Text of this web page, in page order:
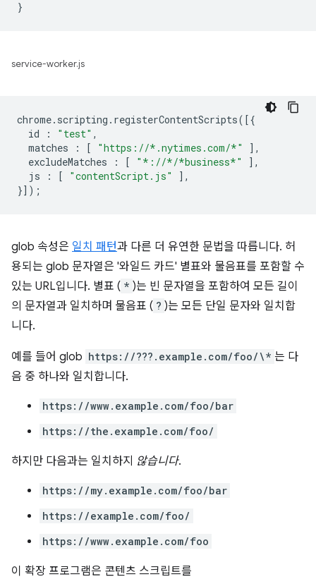
service-worker.js
chrome. scripting . registerContentScripts([{
id
: "test" ,
matches
: [ "https://*.nytimes.com/*"
],
excludeMatches
: [ "*://*/*business*"
],
js
: [ "contentScript.js"
],
}]);
glob 속성은 일치 패턴과 다른 더 유연한 문법을 따릅니다. 허
용되는 glob 문자열은 '와일드 카드' 별표와 물음표를 포함할 수
있는 URL입니다. 별표 ( * )는 빈 문자열을 포함하여 모든 길이
의 문자열과 일치하며 물음표 ( ? )는 모든 단일 문자와 일치합
니다.
예를 들어 glob https://???.example.com/foo/\* 는 다
음 중 하나와 일치합니다.
https://www.example.com/foo/bar
https://the.example.com/foo/
하지만 다음과는 일치하지 않습니다.
https://my.example.com/foo/bar
https://example.com/foo/
https://www.example.com/foo
이 확장 프로그램은 콘텐츠 스크립트를